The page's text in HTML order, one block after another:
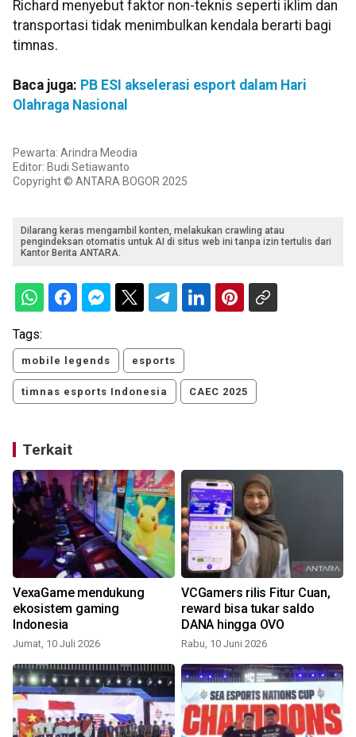
Richard menyebut faktor non-teknis seperti iklim dan
transportasi tidak menimbulkan kendala berarti bagi
timnas.
Baca juga: PB ESI akselerasi esport dalam Hari
Olahraga Nasional
Pewarta: Arindra Meodia
Editor: Budi Setiawanto
Copyright © ANTARA BOGOR 2025
Dilarang keras mengambil konten, melakukan crawling atau
pengindeksan otomatis untuk AI di situs web ini tanpa izin tertulis dari
Kantor Berita ANTARA.
Tags:
mobile legends esports
timnas esports Indonesia CAEC 2025
Terkait
VexaGame mendukung
ekosistem gaming
Indonesia
Jumat, 10 Juli 2026
VCGamers rilis Fitur Cuan,
reward bisa tukar saldo
DANA hingga OVO
Rabu, 10 Juni 2026